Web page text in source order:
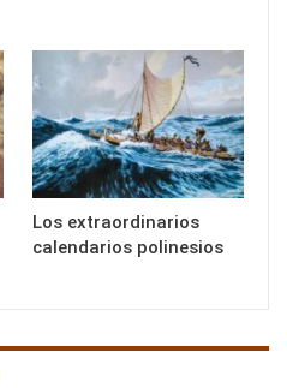
Los extraordinarios
calendarios polinesios